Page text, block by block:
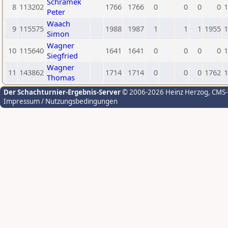
8 113202 Peter
1766 1766 0 0 0 0
9 115575 Waach
Simon
1988 1987 1 1 1 1955
10 115640 Wagner
Siegfried
1641 1641 0 0 0 0
11 143862 Wagner
Thomas
1714 1714 0 0 0 1762
Der Schachturnier-Ergebnis-Server© 2006-2026 Heinz Herzog,
Impressum / Nutzungsbedingungen